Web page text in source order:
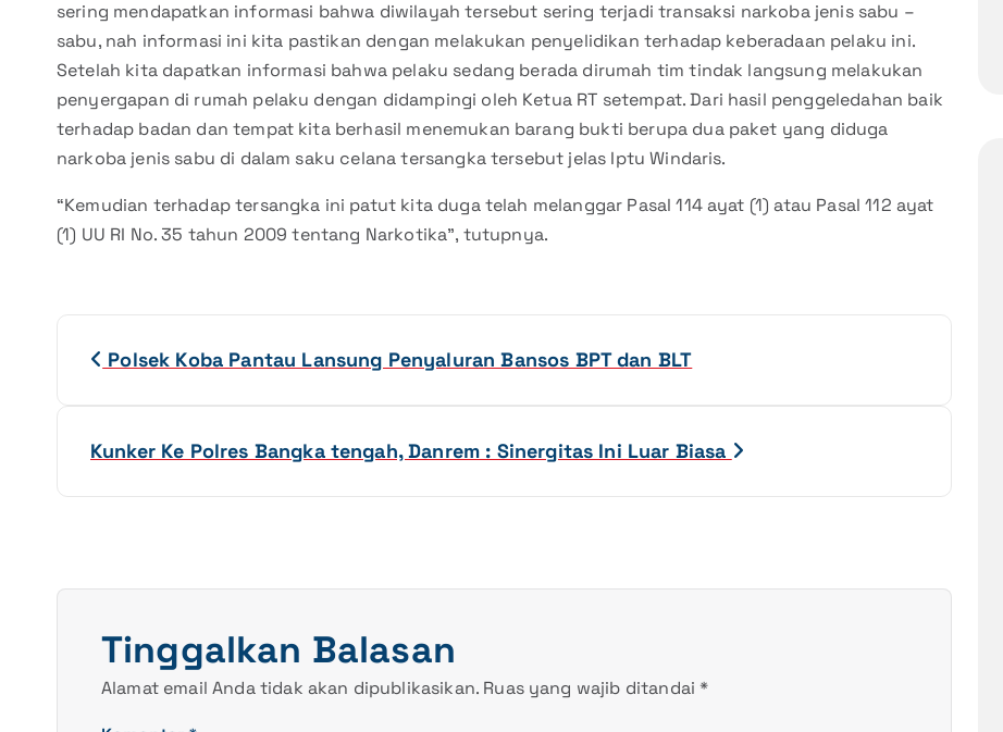
sering mendapatkan informasi bahwa diwilayah tersebut sering terjadi transaksi narkoba jenis sabu –
sabu, nah informasi ini kita pastikan dengan melakukan penyelidikan terhadap keberadaan pelaku ini.
Setelah kita dapatkan informasi bahwa pelaku sedang berada dirumah tim tindak langsung melakukan
penyergapan di rumah pelaku dengan didampingi oleh Ketua RT setempat. Dari hasil penggeledahan baik
terhadap badan dan tempat kita berhasil menemukan barang bukti berupa dua paket yang diduga
narkoba jenis sabu di dalam saku celana tersangka tersebut jelas Iptu Windaris.
“Kemudian terhadap tersangka ini patut kita duga telah melanggar Pasal 114 ayat (1) atau Pasal 112 ayat
(1) UU RI No. 35 tahun 2009 tentang Narkotika”, tutupnya.
a
Polsek Koba Pantau Lansung Penyaluran Bansos BPT dan BLT
Kunker Ke Polres Bangka tengah, Danrem : Sinergitas Ini Luar Biasa
Tinggalkan Balasan
Alamat email Anda tidak akan dipublikasikan. Ruas yang wajib ditandai*